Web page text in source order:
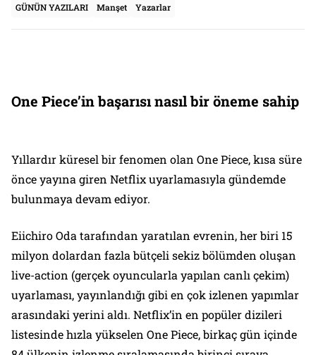
GÜNÜN YAZILARI Manşet Yazarlar
One Piece’in başarısı nasıl bir öneme sahip
Yıllardır küresel bir fenomen olan One Piece, kısa süre
önce yayına giren Netflix uyarlamasıyla gündemde
bulunmaya devam ediyor.
Eiichiro Oda tarafından yaratılan evrenin, her biri 15
milyon dolardan fazla bütçeli sekiz bölümden oluşan
live-action (gerçek oyuncularla yapılan canlı çekim)
uyarlaması, yayınlandığı gibi en çok izlenen yapımlar
arasındaki yerini aldı. Netflix’in en popüler dizileri
listesinde hızla yükselen One Piece, birkaç gün içinde